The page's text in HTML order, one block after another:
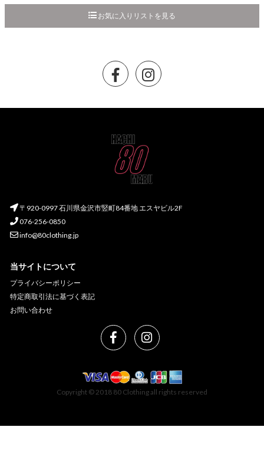
お気に入りリストを見る
〒920-0997 石川県金沢市竪町84番地 エスヤビル2F
076-256-0850
info@80clothing.jp
当サイトについて
プライバシーポリシー
特定商取引法に基づく表記
お問い合わせ
Copyright © 2018 80 Clothing all rights reserved